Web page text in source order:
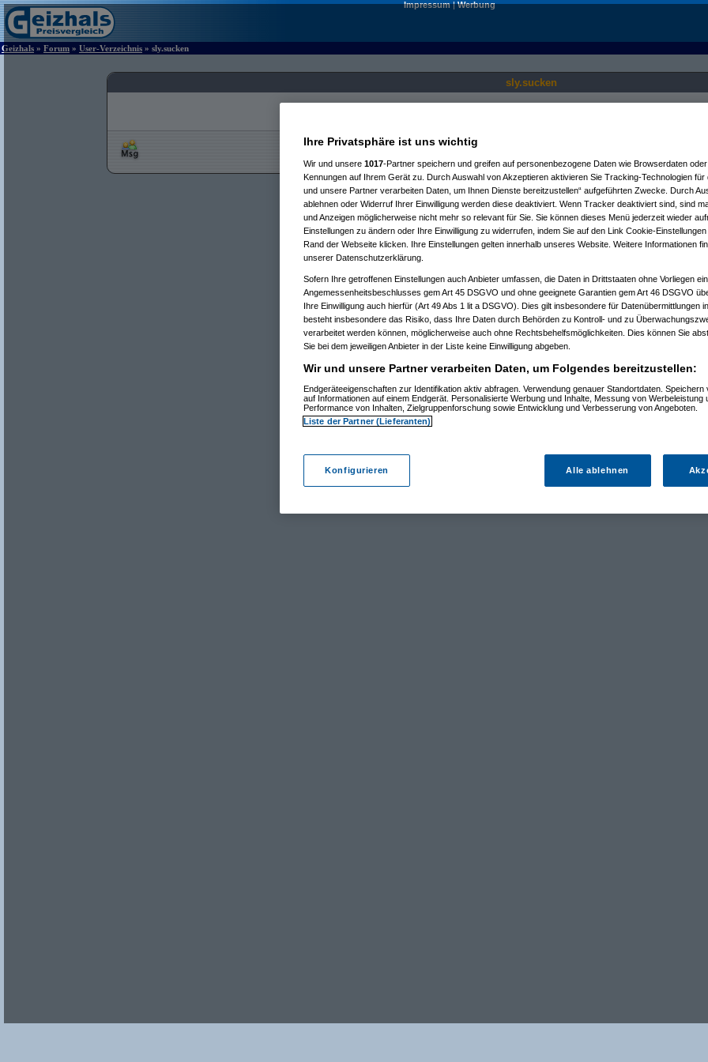
Impressum|Werbung
Geizhals » Forum » User-Verzeichnis » sly.sucken
sly.sucken
Ihre Privatsphäre ist uns wichtig
Wir und unsere 1017-Partner speichern und greifen auf personenbezogene Daten wie Browserdaten
Kennungen auf Ihrem Gerät zu. Durch Auswahl von Akzeptieren aktivieren Sie Tracking-Technologien für
und unsere Partner verarbeiten Daten, um Ihnen Dienste bereitzustellen“ aufgeführten Zwecke. Durch
ablehnen oder Widerruf Ihrer Einwilligung werden diese deaktiviert. Wenn Tracker deaktiviert sind, sind
und Anzeigen möglicherweise nicht mehr so relevant für Sie. Sie können dieses Menü jederzeit wieder
Einstellungen zu ändern oder Ihre Einwilligung zu widerrufen, indem Sie auf den Link Cookie-
Rand der Webseite klicken. Ihre Einstellungen gelten innerhalb unseres Website. Weitere Informationen
unserer Datenschutzerklärung.
Sofern Ihre getroffenen Einstellungen auch Anbieter umfassen, die Daten in Drittstaaten ohne Vorliegen
Angemessenheitsbeschlusses gem Art 45 DSGVO und ohne geeignete Garantien gem Art 46 DSGVO
Ihre Einwilligung auch hierfür (Art 49 Abs 1 lit a DSGVO). Dies gilt insbesondere für Datenübermittlungen
besteht insbesondere das Risiko, dass Ihre Daten durch Behörden zu Kontroll- und zu
verarbeitet werden können, möglicherweise auch ohne Rechtsbehelfsmöglichkeiten. Dies können Sie
Sie bei dem jeweiligen Anbieter in der Liste keine Einwilligung abgeben.
Wir und unsere Partner verarbeiten Daten, um Folgendes bereitzustellen:
Endgeräteeigenschaften zur Identifikation aktiv abfragen. Verwendung genauer Standortdaten. Speichern
auf Informationen auf einem Endgerät. Personalisierte Werbung und Inhalte, Messung von Werbeleistung
Performance von Inhalten, Zielgruppenforschung sowie Entwicklung und Verbesserung von Angeboten.
Liste der Partner (Lieferanten)
Konfigurieren Alle ablehnen